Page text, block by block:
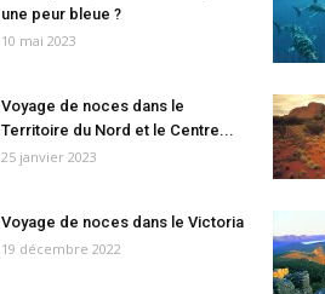
une peur bleue ?
10 mai 2023
Voyage de noces dans le
Territoire du Nord et le Centre...
25 janvier 2023
Voyage de noces dans le Victoria
19 décembre 2022